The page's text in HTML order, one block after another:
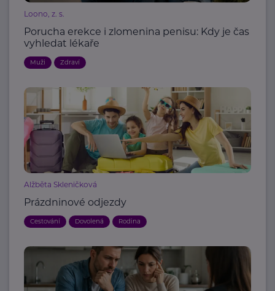
Loono, z. s.
Porucha erekce i zlomenina penisu: Kdy je čas
vyhledat lékaře
Muži Zdraví
Alžběta Skleničková
Prázdninové odjezdy
Cestování Dovolená Rodina